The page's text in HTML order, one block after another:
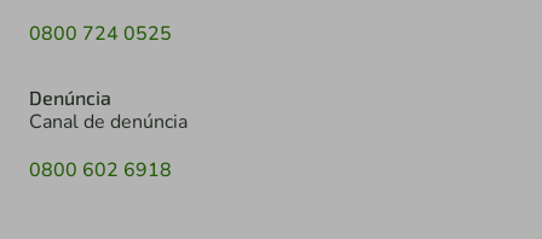
0800 724 0525
Denúncia
Canal de denúncia
0800 602 6918